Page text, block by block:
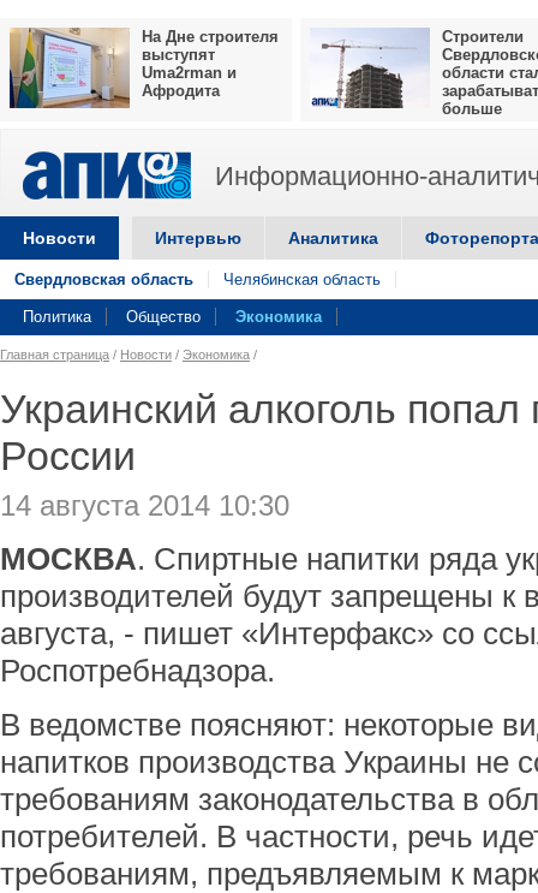
На Дне строителя
выступят
Uma2rman и
Афродита
Строители
области
больше
Информационно-
Новости Интервью Аналитика
Свердловская область Челябинская область
Политика Общество Экономика
Главная страница / Новости / Экономика /
Украинский алкоголь попал
России
14 августа 2014 10:30
МОСКВА. Спиртные напитки ряда
производителей будут запрещены к
августа, - пишет «Интерфакс» со
Роспотребнадзора.
В ведомстве поясняют: некоторые
напитков производства Украины не
требованиям законодательства в
потребителей. В частности, речь
требованиям, предъявляемым к